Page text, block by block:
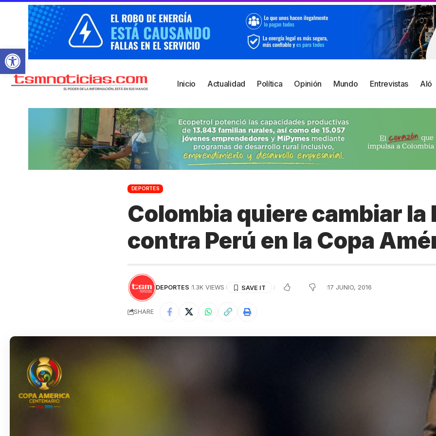
Abrir barra de herramientas
Inicio Actualidad Política Opinión Mundo Entrevistas Aló
DEPORTES
Colombia quiere cambiar
contra Perú en la Copa
DEPORTES 1.3K VIEWS 17 JUNIO, 2016
SHARE